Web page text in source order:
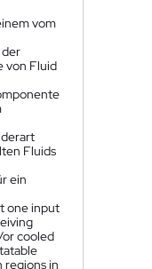
vom
von Fluid
Fluids
ein
one input
cooled
regions in